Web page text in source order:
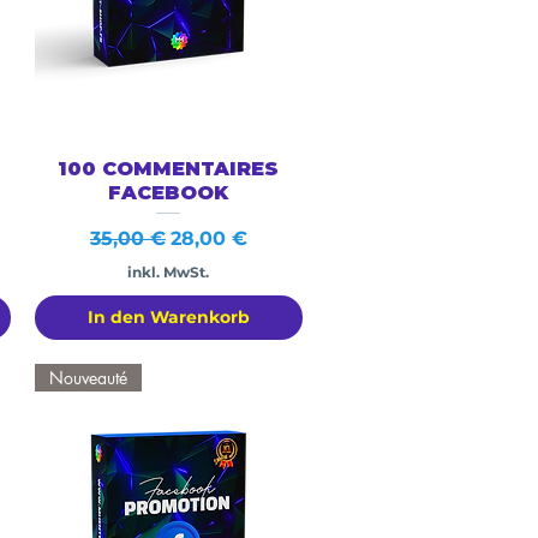
Schnellansicht
100 COMMENTAIRES
FACEBOOK
Standardpreis
35,00 € Sale-Preis
28,00 €
inkl. MwSt.
In den Warenkorb
Nouveauté